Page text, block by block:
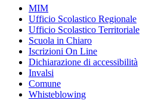
MIM
Ufficio Scolastico Regionale
Ufficio Scolastico Territoriale
Scuola in Chiaro
Iscrizioni On Line
Dichiarazione di accessibilità
Invalsi
Comune
Whisteblowing